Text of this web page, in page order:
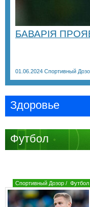
БАВАРІЯ
01.06.2024 Спортивный
Здоровье
Футбол
Спортивный Дозор / Футбол